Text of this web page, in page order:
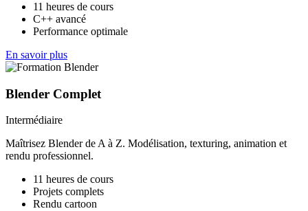
11 heures de cours
C++ avancé
Performance optimale
En savoir plus
Blender Complet
Intermédiaire
Maîtrisez Blender de A à Z. Modélisation, texturing, animation et
rendu professionnel.
11 heures de cours
Projets complets
Rendu cartoon